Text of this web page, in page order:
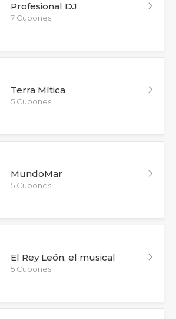
Profesional DJ
7 Cupones
Terra Mítica
5 Cupones
MundoMar
5 Cupones
El Rey León, el musical
5 Cupones